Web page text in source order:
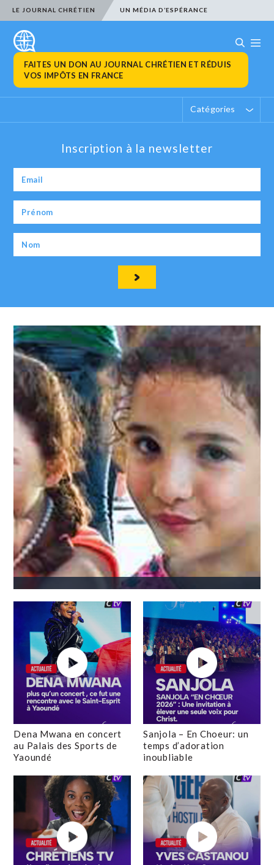
LE JOURNAL CHRÉTIEN UN MÉDIA D’ESPÉRANCE
FAITES UN DON AU JOURNAL CHRÉTIEN ET RÉDUIS
VOS IMPÔTS EN FRANCE
Catégories
Inscription à la newsletter
Dena Mwana en concert
au Palais des Sports de
Yaoundé
Sanjola – En Choeur: un
temps d’adoration
inoubliable